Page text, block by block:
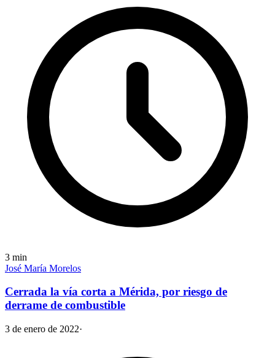
3 min
José María Morelos
Cerrada la vía corta a Mérida, por riesgo de
derrame de combustible
3 de enero de 2022·